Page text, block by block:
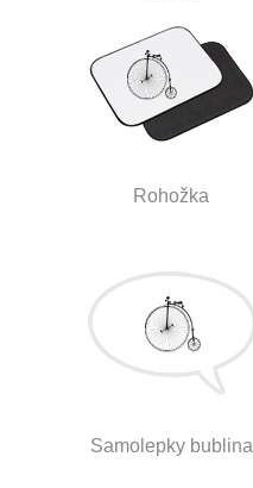
Rohožka
Samolepky bublina